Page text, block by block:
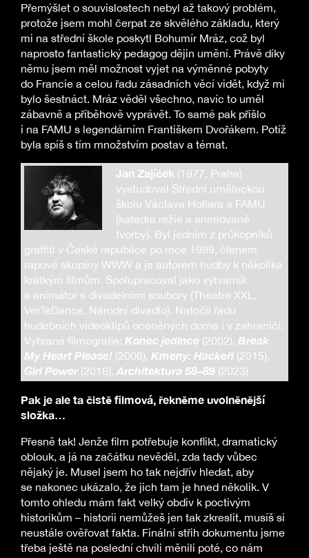
Přemýšlet o souvislostech nebyl až takový problém,
protože jsem mohl čerpat ze skvělého základu, který
mi na střední škole poskytl Bohumír Mráz, což byl
naprosto fantastický pedagog dějin umění. Právě díky
němu jsem měl možnost vyjet na výměnné pobyty
do Francie a celou řadu zásadních věcí vidět, když mi
bylo šestnáct. Mráz věděl všechno, navíc to uměl
zábavně a příběhově vyprávět. To samé pak přišlo
i na FAMU s legendárním Františkem Dvořákem. Potíž
byla spíš s tím množstvím postav a témat.
Jan Zajíček (1977, Praha)
vystudoval Střední uměleckou
školu Václava Hollara a FAMU
(katedra režie a animované
tvorby). Byl jedním z průkopníků
graffiti v České republice po roce 1989, členem
rapové skupiny WWW a je autorem hudby k několika
krátkým filmům. Spolupracoval jako výtvarník
a animátor s divadelními soubory (Theatre XXL,
VerTeDance, Národní divadlo). Natočil řadu
hudebních videoklipů oceněných doma i v zahraničí.
Vybraná filmografie: Konec jedince (2002), Break
My Heart Please! (2006), Kmeny: Hackeři(2015),
Girl Power(2016), Architektura 58–89(2023)
Pak je ale ta čistě filmová, řekněme uvolněnější
složka…
Přesně tak! Jenže film potřebuje konflikt, dramatický
oblouk, a já na začátku nevěděl, zda tady vůbec
nějaký je. Musel jsem ho tak nejdřív hledat, aby
se nakonec ukázalo, že jich tam je hned několik. V
tomto ohledu mám fakt velký obdiv k poctivým
historikům – historii nemůžeš jen tak zkreslit, musíš si
neustále ověřovat fakta. Finální střih dokumentu jsme
třeba ještě na poslední chvíli měnili poté, co nám